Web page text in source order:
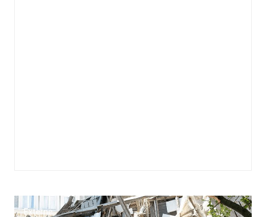
Externe